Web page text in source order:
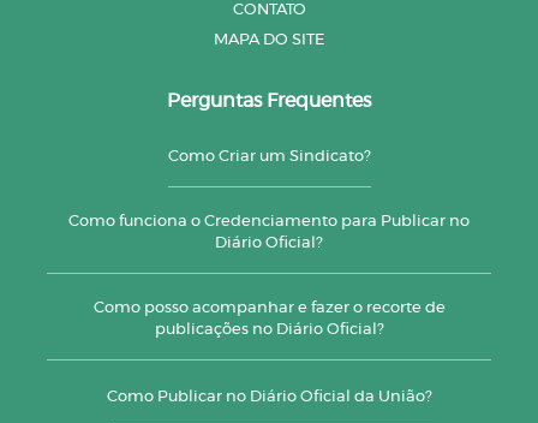
CONTATO
MAPA DO SITE
Perguntas Frequentes
Como Criar um Sindicato?
Como funciona o Credenciamento para Publicar no
Diário Oficial?
Como posso acompanhar e fazer o recorte de
publicações no Diário Oficial?
Como Publicar no Diário Oficial da União?